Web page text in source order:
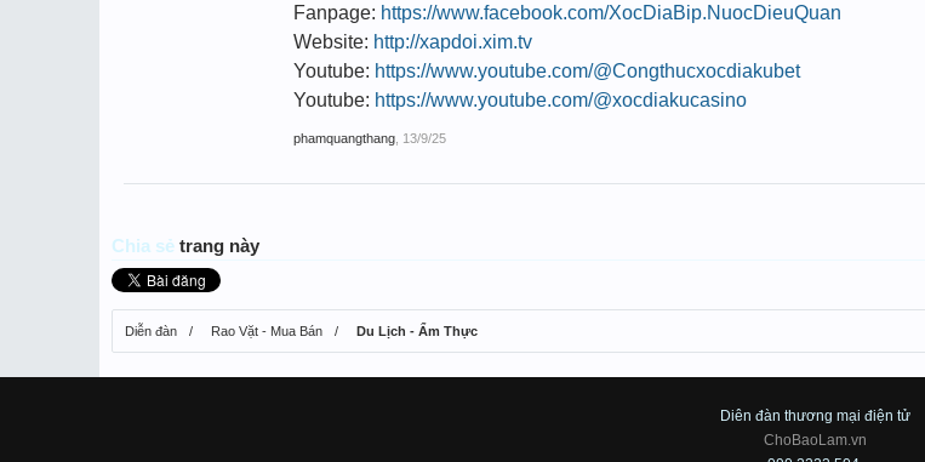
Fanpage: https://www.facebook.com/XocDiaBip.NuocDieuQuan
Website: http://xapdoi.xim.tv
Youtube: https://www.youtube.com/@Congthucxocdiakubet
Youtube: https://www.youtube.com/@xocdiakucasino
phamquangthang 13/9/25
Chia sẻ trang này
Diễn đàn Rao Vặt - Mua Bán Du Lịch - Ẩm Thực
Diên đàn thương mại điện tử
ChoBaoLam.vn